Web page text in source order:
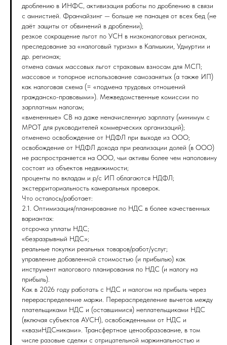
дроблению в ИНФС, активизация работы по дроблению в связи
с амнистией. Франчайзинг — больше не панацея от всех бед (не
даёт защиты от обвинений в дроблении);
резкое сокращение льгот по УСН в низконалоговых регионах,
преследование за «налоговый туризм» в Калмыкии, Удмуртии и
др. регионах;
отмена самых массовых льгот страховым взносам для МСП;
массовое и топорное использование самозанятых (а также ИП)
как налоговая схема (= «подмена трудовых отношений
гражданско-правовыми»). Межведомственные комиссии по
зарплатным налогам;
«вмененные» СВ на даже неначисленную зарплату (минимум с
МРОТ для руководителей коммерческих организаций);
отменено освобождение от НДФЛ при выходе из ООО;
освобождение от НДФЛ дохода при реализации долей (в ООО)
не распространяется на ООО, чьи активы более чем наполовину
состоят из объектов недвижимости;
проценты по вкладам и р/с ИП облагаются НДФЛ;
экстерриториальность камеральных проверок.
Что осталось/работает:
2.1. Оптимизация/планирование по НДС в более качественных
вариантах:
отсрочка уплаты НДС;
«безразрывный НДС»;
реальные покупки реальных товаров/работ/услуг;
управление добавленной стоимостью (и прибылью) как
инструмент налогового планирования по НДС (и налогу на
прибыль).
Как в 2026 году работать с НДС и налогом на прибыль через
перераспределение маржи. Перераспределение вычетов между
плательщиками НДС и (оставшимися) неплательщиками НДС
(включая субъектов АУСН), освобожденными от НДС и
«квазиНДСниками». Трансфертное ценообразование, в том
числе разовые сделки с отрицательной маржинальностью и